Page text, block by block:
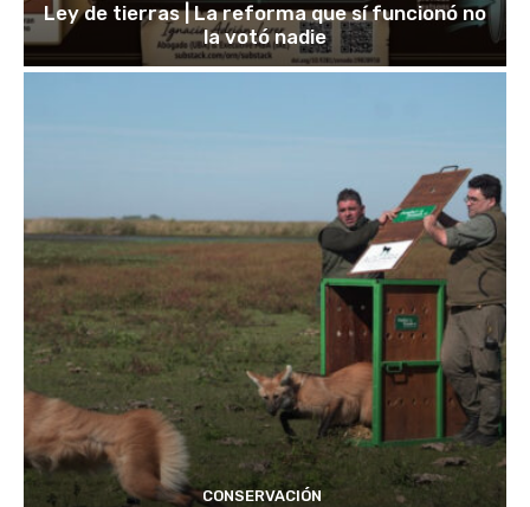
Ley de tierras | La reforma que sí funcionó no
la votó nadie
CONSERVACIÓN